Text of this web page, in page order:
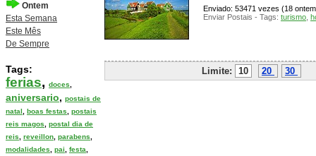
Ontem
Esta Semana
Este Mês
De Sempre
Tags:
ferias, doces
aniversario, postais de
natal
boas festas
postais
reis magos
postal dia de
reis
reveillon parabens
modalidades
pai festa
Enviado: 53471 vezes (18
Enviar Postais - Tags: turismo
Limite: 10 20 30